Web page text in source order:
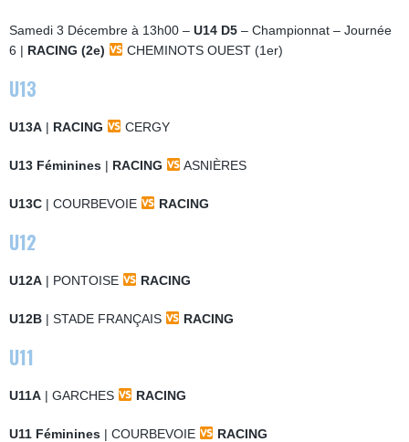
Samedi 3 Décembre à 13h00 – U14 D5 – Championnat – Journée
6 | RACING (2e) CHEMINOTS OUEST (1er)
U13
U13A | RACING CERGY
U13 Féminines | RACING ASNIÈRES
U13C | COURBEVOIE RACING
U12
U12A | PONTOISE RACING
U12B | STADE FRANÇAIS RACING
U11
U11A | GARCHES RACING
U11 Féminines | COURBEVOIE RACING